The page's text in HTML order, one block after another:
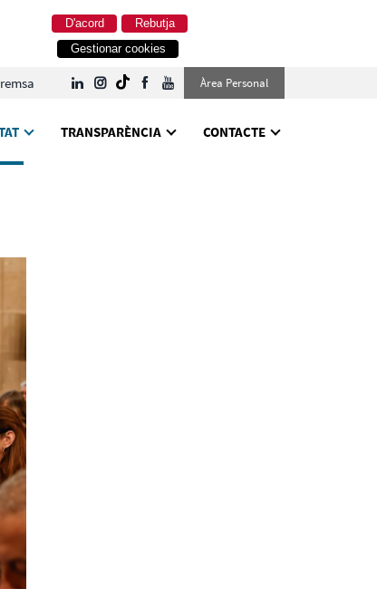
Rebutja
D'acord
Gestionar cookies
Àrea Personal
TRANSPARÈNCIA CONTACTE